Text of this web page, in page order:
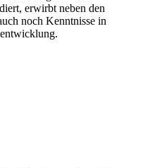
erwirbt neben den
noch Kenntnisse in